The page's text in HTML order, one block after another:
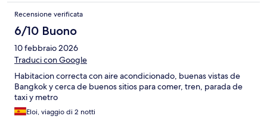
too. You can use the fridge, refill your water and even cook
there; they provide with full utensils. They don't provide with
toothbrush and toothpaste, but hairdryer, shower gel, shampoo
and towel. The room isn't that spacious but it's not a problem for
us. It's a five storey building and you can only use stairs. There's
an elevator but it's only for luggages. The elevator didn't work
stairs. The owner is quite kind and friendly. She gave us some
advice on transportation when we got there. Overall, this place
would be a good choice if you're traveling on budget with your
friends. You can't be too loud though, because the walls are
Recensione verificata
6/10 Buono
10 febbraio 2026
Traduci con Google
Habitacion correcta con aire acondicionado, buenas vistas de
Bangkok y cerca de buenos sitios para comer, tren, parada de
taxi y metro
Eloi, viaggio di 2 notti